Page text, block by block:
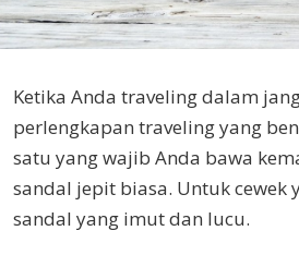
Ketika Anda traveling dalam
perlengkapan traveling yang
satu yang wajib Anda bawa
sandal jepit biasa. Untuk cewek
sandal yang imut dan lucu.